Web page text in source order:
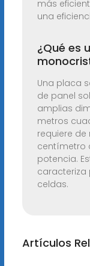
más
una
¿Qué es
Una placa
de panel
amplias
metros
requiere
centímetro
potencia.
caracteriza
celdas.
Artículos